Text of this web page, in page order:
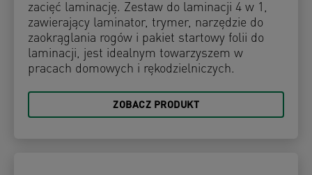
zacięć laminację. Zestaw do laminacji 4 w 1,
zawierający laminator, trymer, narzędzie do
zaokrąglania rogów i pakiet startowy folii do
laminacji, jest idealnym towarzyszem w
pracach domowych i rękodzielniczych.
ZOBACZ PRODUKT